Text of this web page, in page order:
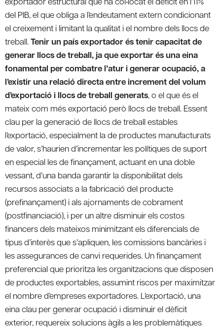
del PIB, el que obliga a l’endeutament extern condicionant
el creixement i limitant la qualitat i el nombre dels llocs de
treball.Tenir un país exportador és tenir capacitat de
generar llocs de treball, ja que exportar és una eina
fonamental per combatre l’atur i generar ocupació, a
l’existir una relació directa entre increment del volum
d’exportació i llocs de treball generats, o el que és el
mateix com més exportació però llocs de treball. Essent
clau per la generació de llocs de treball estables
l’exportació, especialment la de productes manufacturats
de valor, s’haurien d’incrementar les polítiques de suport
en especial les de finançament, actuant en una doble
vessant, d’una banda garantir la disponibilitat dels
recursos associats a la fabricació del producte
(prefinançament) i als ajornaments de cobrament
(postfinanciació), i per un altre disminuir els costos
financers dels mateixos minimitzant els diferencials de
tipus d’interès que s’apliquen, les comissions bancàries i
les assegurances de canvi requerides. Un finançament
preferencial que prioritza les organitzacions que disposen
de productes exportables, assumint riscos per maximitzar
el nombre d’empreses exportadores. L’exportació, una
eina clau per generar ocupació i disminuir el dèficit
exterior, requereix solucions àgils a les problemàtiques